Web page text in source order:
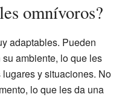
omnívoros?
adaptables. Pueden
ambiente, lo que les
y situaciones. No
lo que les da una